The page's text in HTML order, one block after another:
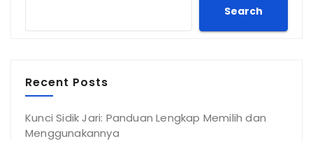
Search
Recent Posts
Kunci Sidik Jari: Panduan Lengkap Memilih dan
Menggunakannya